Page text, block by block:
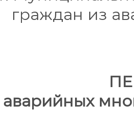
граждан из
аварийных